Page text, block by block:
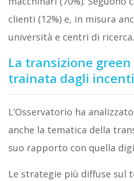
clienti (12%) e, in misura
università e centri di ricerca.
La transizione
trainata dagli
L’Osservatorio ha
anche la tematica della
suo rapporto con quella
Le strategie più diffuse sul